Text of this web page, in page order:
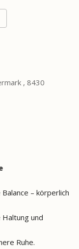
, 8430
– körperlich
und
Ruhe.